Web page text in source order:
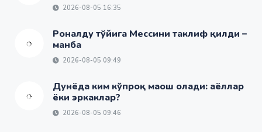
2026-08-05 16:35
Роналду тўйига Мессини таклиф қилди –
манба
2026-08-05 09:49
Дунёда ким кўпроқ маош олади: аёллар
ёки эркаклар?
2026-08-05 09:46